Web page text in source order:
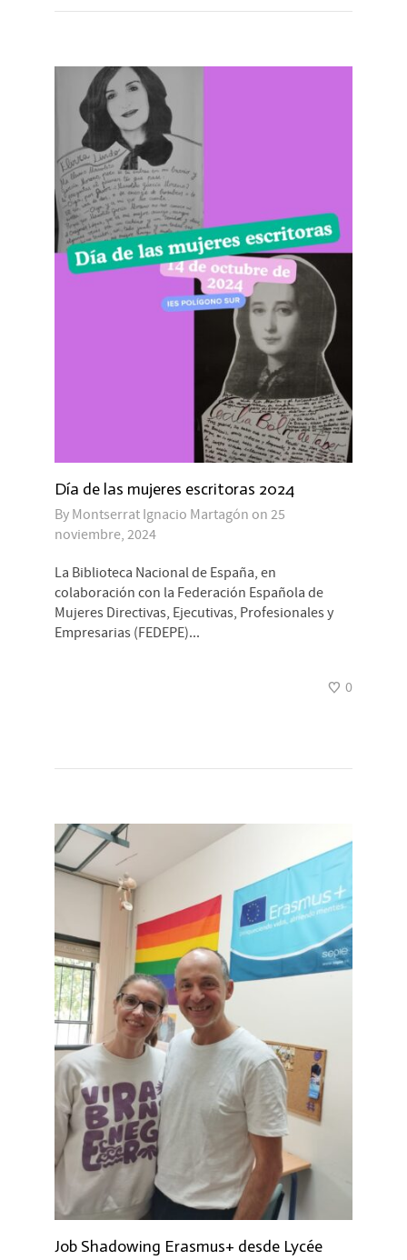
Día de las mujeres escritoras 2024
By Montserrat Ignacio Martagón on 25
noviembre, 2024
La Biblioteca Nacional de España, en
colaboración con la Federación Española de
Mujeres Directivas, Ejecutivas, Profesionales y
Empresarias (FEDEPE)...
0
Job Shadowing Erasmus+ desde Lycée